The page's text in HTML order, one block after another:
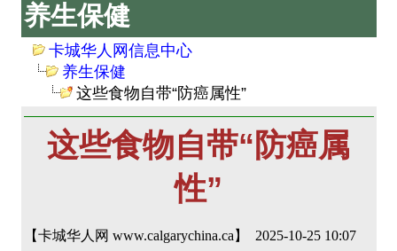
养生保健
卡城华人网信息中心
养生保健
这些食物自带“防癌属性”
这些食物自带“防癌属
性”
【卡城华人网 www.calgarychina.ca】 2025-10-25 10:07